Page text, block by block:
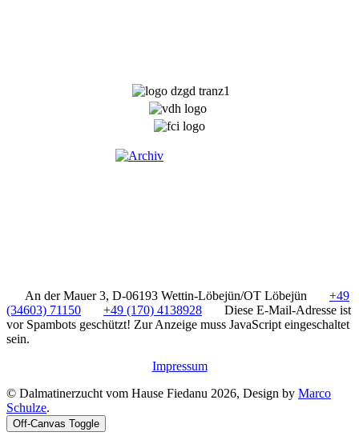
An der Mauer 3, D-06193 Wettin-Löbejün/OT Löbejün
+49
(34603) 71150
+49 (170) 4138928
Diese E-Mail-Adresse ist
vor Spambots geschützt! Zur Anzeige muss JavaScript eingeschaltet
sein.
Impressum
© Dalmatinerzucht vom Hause Fiedanu 2026, Design by Marco
Schulze.
Off-Canvas Toggle